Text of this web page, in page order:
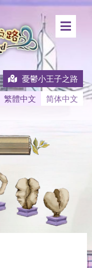
憂鬱小王子之路
繁體中文 简体中文